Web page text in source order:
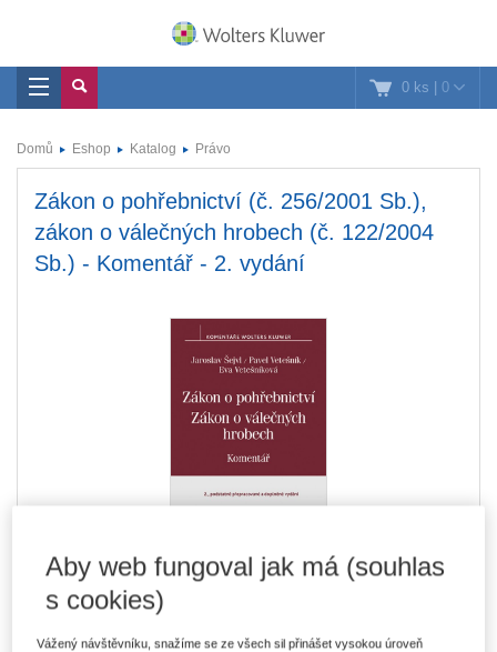
0 ks | 0
Domů Eshop Katalog Právo
Zákon o pohřebnictví (č. 256/2001 Sb.),
zákon o válečných hrobech (č. 122/2004
Sb.) - Komentář - 2. vydání
Kniha je dostupná v ASPI
Aby web fungoval jak má (souhlas
s cookies)
Vážený návštěvníku, snažíme se ze všech sil přinášet vysokou úroveň